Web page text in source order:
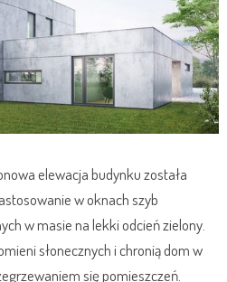
elewacja budynku została
w oknach szyb
w masie na lekki odcień zielony.
słonecznych i chronią dom w
się pomieszczeń.